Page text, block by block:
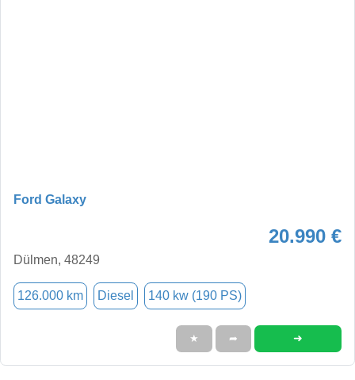
Ford Galaxy
20.990 €
Dülmen, 48249
126.000 km Diesel 140 kw (190 PS)
★ ➦ ➜